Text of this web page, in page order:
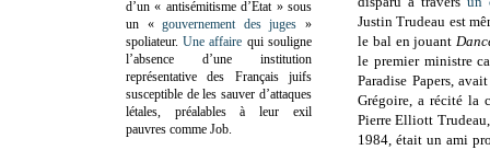
Justin Trudeau est
le bal en jouant
le premier ministre
Paradise Papers,
Grégoire, a récité la
Pierre Elliott
1984, était un ami
d’un « antisémitisme d’Etat » sous
un «gouvernement des juges »
spoliateur.Une affaire qui souligne
l’absence d’une institution
représentative des Français juifs
susceptible de les sauver d’attaques
létales, préalables à leur exil
pauvres comme Job.